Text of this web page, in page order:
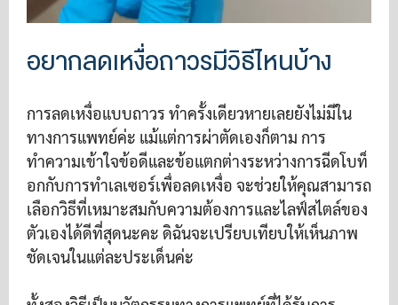
อยากลดเหงื่อถาวรมีวิธีไหนบ้าง
การลดเหงื่อแบบถาวร ทำครั้งเดียวหายเลยยังไม่มีใน
ทางการแพทย์ค่ะ แม้แต่การผ่าตัดเองก็ตาม การ
ทำความเข้าใจข้อดีและข้อแตกต่างระหว่างการฉีดโบท็
อกกับการทำเลเซอร์เพื่อลดเหงื่อ จะช่วยให้คุณสามารถ
เลือกวิธีที่เหมาะสมกับความต้องการและไลฟ์สไตล์ของ
ตัวเองได้ดีที่สุดนะคะ ดิฉันจะเปรียบเทียบให้เห็นภาพ
ชัดเจนในแต่ละประเด็นค่ะ